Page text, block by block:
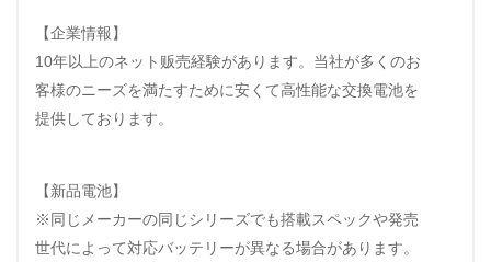
【企業情報】
10年以上のネット贩売経験があります。当社が多くのお
客様のニーズを満たすために安くて高性能な交換電池を
提供しております。
【新品電池】
※同じメーカーの同じシリーズでも搭載スペックや発売
世代によって対応バッテリーが異なる場合があります。